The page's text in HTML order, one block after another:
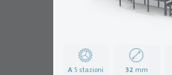
A5 stazioni 32 mm